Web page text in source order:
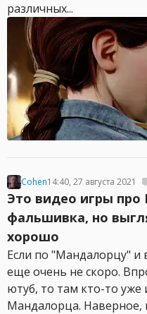
различных...
Cohen14:40, 27 августа 2021
Это видео игры
фальшивка, но
хорошо
Если по "Мандалорцу" и
еще очень не скоро.
ютуб, то там кто-то уже
Мандалорца.